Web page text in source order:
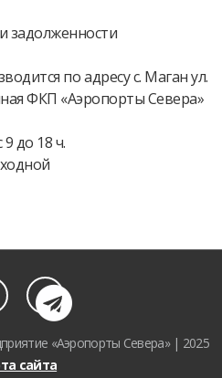
задолженности
по адресу с. Маган ул.
ФКП «Аэропорты Севера»
до 18 ч.
«Аэропорты Севера» | 2025
сайта